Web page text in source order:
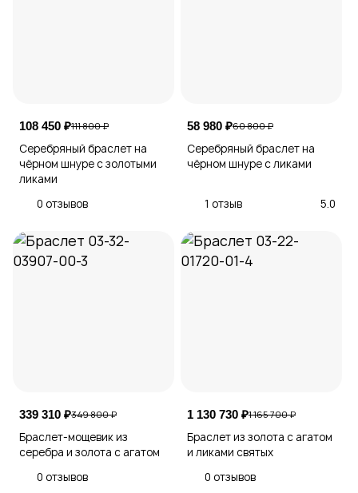
108 450 ₽111 800 ₽
Серебряный браслет на
чёрном шнуре с золотыми
ликами
0 отзывов
58 980 ₽60 800 ₽
Серебряный браслет на
чёрном шнуре с ликами
1 отзыв 5.0
339 310 ₽349 800 ₽
Браслет-мощевик из
серебра и золота с агатом
0 отзывов
1 130 730 ₽1 165 700 ₽
Браслет из золота с агатом
и ликами святых
0 отзывов